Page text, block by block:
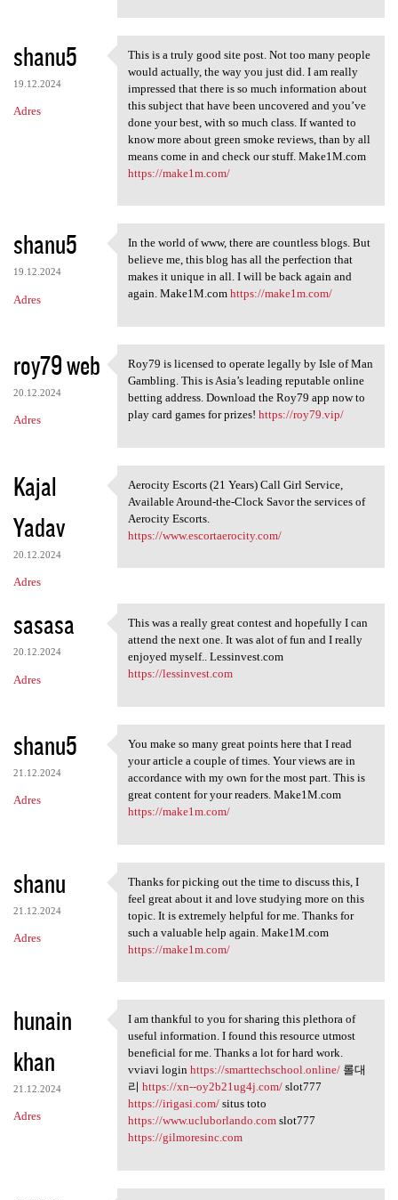
shanu5
19.12.2024
Adres
This is a truly good site
This is a truly good site post. Not too many people
would actually, the way you just did. I am really
impressed that there is so much information about
this subject that have been uncovered and you’ve
done your best, with so much class. If wanted to
know more about green smoke reviews, than by all
means come in and check our stuff. Make1M.com
https://make1m.com/
shanu5
19.12.2024
Adres
In the world of www, there
In the world of www, there are countless blogs. But
believe me, this blog has all the perfection that
makes it unique in all. I will be back again and
again. Make1M.com https://make1m.com/
roy79 web
20.12.2024
Adres
Roy79 is licensed to operate
Roy79 is licensed to operate legally by Isle of Man
Gambling. This is Asia’s leading reputable online
betting address. Download the Roy79 app now to
play card games for prizes! https://roy79.vip/
Kajal
Yadav
20.12.2024
Adres
Aerocity Escorts (21 Years)
Aerocity Escorts (21 Years) Call Girl Service,
Available Around-the-Clock Savor the services of
Aerocity Escorts.
https://www.escortaerocity.com/
sasasa
20.12.2024
Adres
This was a really great
This was a really great contest and hopefully I can
attend the next one. It was alot of fun and I really
enjoyed myself.. Lessinvest.com
https://lessinvest.com
shanu5
21.12.2024
Adres
You make so many great points
You make so many great points here that I read
your article a couple of times. Your views are in
accordance with my own for the most part. This is
great content for your readers. Make1M.com
https://make1m.com/
shanu
21.12.2024
Adres
Thanks for picking out the
Thanks for picking out the time to discuss this, I
feel great about it and love studying more on this
topic. It is extremely helpful for me. Thanks for
such a valuable help again. Make1M.com
https://make1m.com/
hunain
khan
21.12.2024
Adres
I am thankful to you for
I am thankful to you for sharing this plethora of
useful information. I found this resource utmost
beneficial for me. Thanks a lot for hard work.
vviavi login https://smarttechschool.online/롤대
리 https://xn--oy2b21ug4j.com/slot777
https://irigasi.com/situs toto
https://www.ucluborlando.comslot777
https://gilmoresinc.com